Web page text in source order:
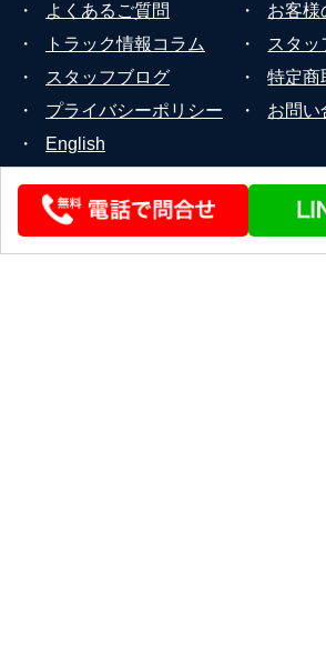
・
よくあるご質問 ・
お客様
・
トラック情報コラム ・
スタッ
・
スタッフブログ ・
特定商
・
プライバシーポリシー ・
お問い
・
English
© 2026 STEERLINK Co.,Ltd